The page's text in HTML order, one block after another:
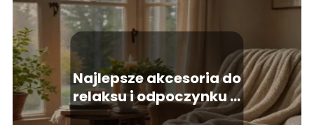
Najlepsze akcesoria do
relaksu i odpoczynku w
domu